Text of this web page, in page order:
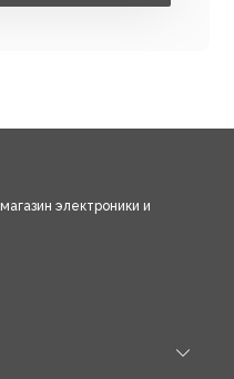
электроники и